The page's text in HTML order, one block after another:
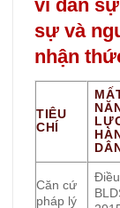
vi dân
sự và
nhận
TIÊU
CHÍ
Căn cứ
pháp lý